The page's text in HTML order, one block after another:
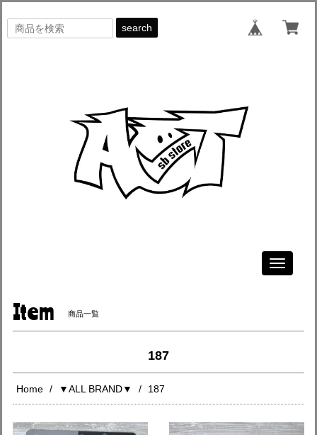
search
Toggle
Item 商品一覧
187
Home ▼ALL BRAND▼ 187